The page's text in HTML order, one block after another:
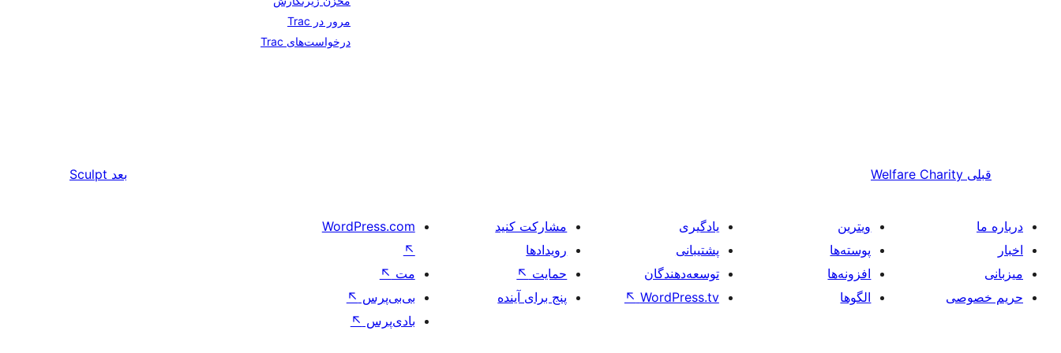
مرور در Trac
درخواست‌های Trac
قبلی Welfare Charity بعد Sculpt
درباره ما
اخبار
میزبانی
حریم خصوصی
ویترین
پوسته‌ها
افزونه‌ها
الگوها
یادگیری
پشتیبانی
توسعه‌دهندگان
WordPress.tv
↖
مشارکت کنید
رویدادها
حمایت ↖
پنج برای آینده
WordPress.com
↖
مت ↖
بی‌بی‌پرس ↖
بادی‌پرس ↖